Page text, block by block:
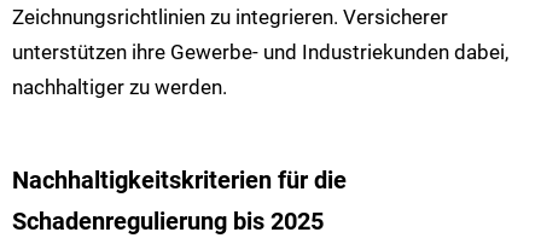
Zeichnungsrichtlinien zu integrieren. Versicherer
unterstützen ihre Gewerbe- und Industriekunden dabei,
nachhaltiger zu werden.
Nachhaltigkeitskriterien für die
Schadenregulierung bis 2025